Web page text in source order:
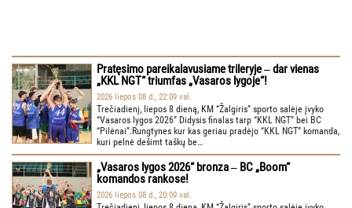
Pratęsimo pareikalavusiame trileryje ‒ dar vienas
„KKL NGT“ triumfas „Vasaros lygoje“!
2026 liepos 08 d., 22:09 val.
Trečiadienį, liepos 8 dieną, KM “Žalgiris” sporto salėje įvyko
“Vasaros lygos 2026” Didysis finalas tarp “KKL NGT” bei BC
“Pilėnai”.Rungtynes kur kas geriau pradėjo “KKL NGT” komanda,
kuri pelnė dešimt taškų be…
„Vasaros lygos 2026“ bronza ‒ BC „Boom“
komandos rankose!
2026 liepos 08 d., 20:09 val.